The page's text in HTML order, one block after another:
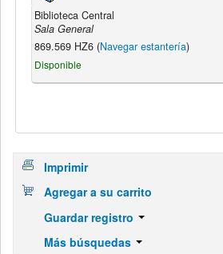
Biblioteca Central
Sala General
869.569 HZ6 (Navegar estantería)
Disponible
Imprimir
Agregar a su carrito
Guardar registro
Más búsquedas